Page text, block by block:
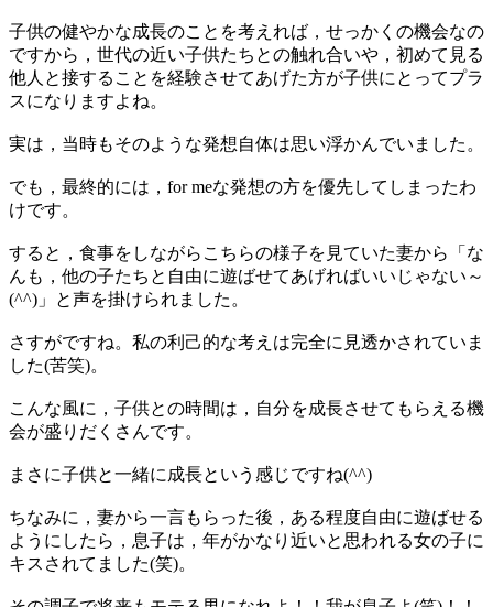
子供の健やかな成長のことを考えれば，せっかくの機会なの
ですから，世代の近い子供たちとの触れ合いや，初めて見る
他人と接することを経験させてあげた方が子供にとってプラ
スになりますよね。
実は，当時もそのような発想自体は思い浮かんでいました。
でも，最終的には，for meな発想の方を優先してしまったわ
けです。
すると，食事をしながらこちらの様子を見ていた妻から「な
んも，他の子たちと自由に遊ばせてあげればいいじゃない～
(^^)」と声を掛けられました。
さすがですね。私の利己的な考えは完全に見透かされていま
した(苦笑)。
こんな風に，子供との時間は，自分を成長させてもらえる機
会が盛りだくさんです。
まさに子供と一緒に成長という感じですね(^^)
ちなみに，妻から一言もらった後，ある程度自由に遊ばせる
ようにしたら，息子は，年がかなり近いと思われる女の子に
キスされてました(笑)。